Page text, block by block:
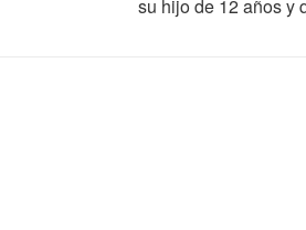
su hijo de 12 años y